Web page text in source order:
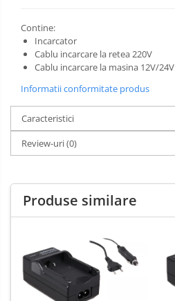
Contine:
Incarcator
Cablu incarcare la retea 220V
Cablu incarcare la masina 12V/24V
Informatii conformitate produs
Caracteristici
Review-uri(0)
Produse similare